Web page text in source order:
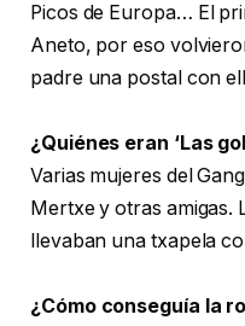
Picos de Europa… El
Aneto, por eso
padre una postal con
¿Quiénes eran ‘Las
Varias mujeres del
Mertxe y otras amigas.
llevaban una txapela
¿Cómo conseguía la